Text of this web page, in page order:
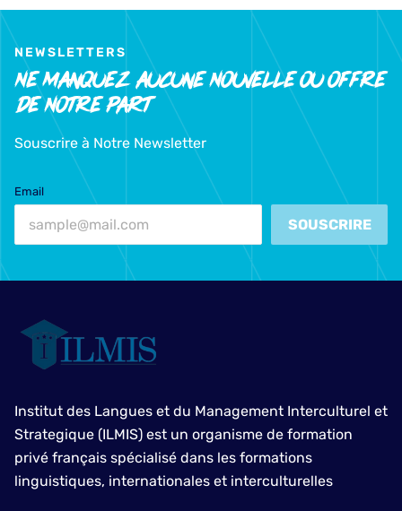
NEWSLETTERS
Ne Manquez Aucune Nouvelle Ou Offre
De Notre Part
Souscrire à Notre Newsletter
Email
SOUSCRIRE
Institut des Langues et du Management Interculturel et
Strategique (ILMIS) est un organisme de formation
privé français spécialisé dans les formations
linguistiques, internationales et interculturelles